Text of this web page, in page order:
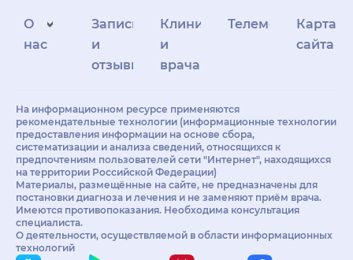
О
нас
Запись
и
отзывы
Клиникам
и
врачам
Телемедицина
Карта
сайта
На информационном ресурсе применяются
рекомендательные технологии (информационные технологии
предоставления информации на основе сбора,
систематизации и анализа сведений, относящихся к
предпочтениям пользователей сети "Интернет", находящихся
на территории Российской Федерации)
Материалы, размещённые на сайте, не предназначены для
постановки диагноза и лечения и не заменяют приём врача.
Имеются противопоказания. Необходима консультация
специалиста.
О деятельности, осуществляемой в области информационных
технологий